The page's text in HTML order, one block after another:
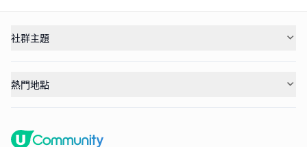
社群主題
熱門地點